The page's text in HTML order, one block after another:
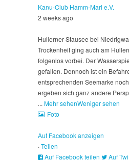
Kanu-Club Hamm-Marl e.V.
2 weeks ago
Hullerner Stausee bei
Trockenheit ging auch am
folgenlos vorbei. Der
gefallen. Dennoch ist ein
entsprechenden Seemarke
ergeben sich ganz andere
... Mehr sehenWeniger sehen
Foto
Auf Facebook anzeigen
·Teilen
Auf Facebook teilen
Auf